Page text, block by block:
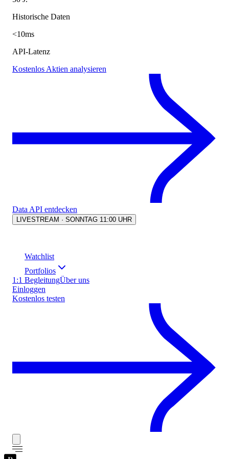
Historische Daten
<10ms
API-Latenz
Kostenlos Aktien analysieren
Data API entdecken
LIVESTREAM · SONNTAG 11:00 UHR
Watchlist
Portfolios
1:1 BegleitungÜber uns
Einloggen
Kostenlos testen